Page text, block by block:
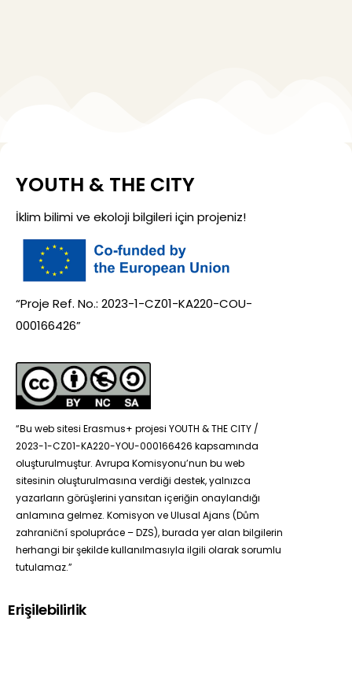
YOUTH & THE CITY
İklim bilimi ve ekoloji bilgileri için projeniz!
“Proje Ref. No.: 2023-1-CZ01-KA220-COU-
000166426”
“Bu web sitesi Erasmus+ projesi YOUTH & THE CITY /
2023-1-CZ01-KA220-YOU-000166426 kapsamında
oluşturulmuştur. Avrupa Komisyonu’nun bu web
sitesinin oluşturulmasına verdiği destek, yalnızca
yazarların görüşlerini yansıtan içeriğin onaylandığı
anlamına gelmez. Komisyon ve Ulusal Ajans (Dům
zahraniční spolupráce – DZS), burada yer alan bilgilerin
herhangi bir şekilde kullanılmasıyla ilgili olarak sorumlu
tutulamaz.”
Erişilebilirlik